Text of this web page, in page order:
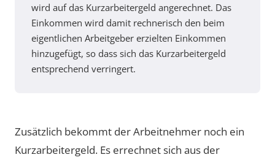
wird auf das Kurzarbeitergeld angerechnet. Das
Einkommen wird damit rechnerisch den beim
eigentlichen Arbeitgeber erzielten Einkommen
hinzugefügt, so dass sich das Kurzarbeitergeld
entsprechend verringert.
Zusätzlich bekommt der Arbeitnehmer noch ein
Kurzarbeitergeld. Es errechnet sich aus der